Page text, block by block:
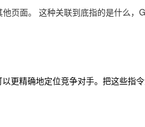
页面。 这种关联到底指的是什么
更精确地定位竞争对手。把这些指